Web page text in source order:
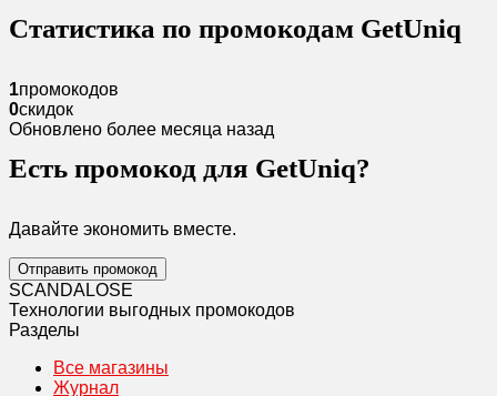
Статистика по промокодам GetUniq
1промокодов
0скидок
Обновлено более месяца назад
Есть промокод для GetUniq?
Давайте экономить вместе.
Отправить промокод
SCANDALOSE
Технологии выгодных промокодов
Разделы
Все магазины
Журнал